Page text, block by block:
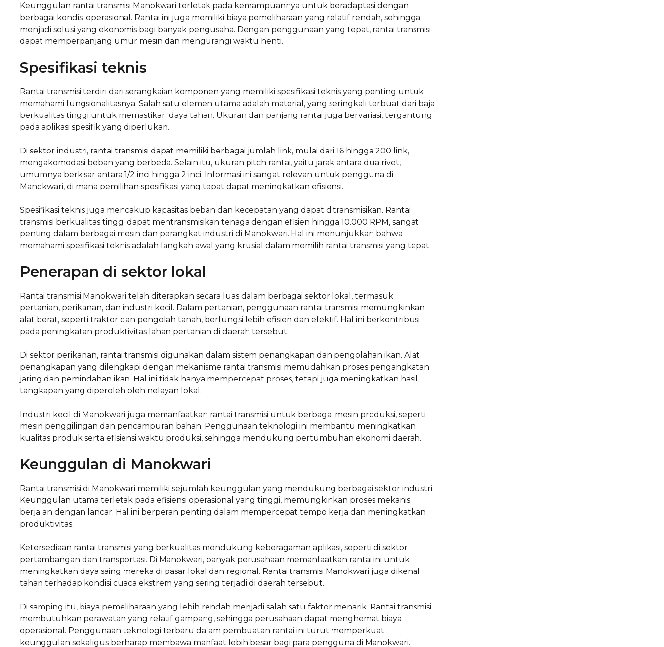
Keunggulan rantai transmisi Manokwari terletak pada kemampuannya untuk beradaptasi dengan
berbagai kondisi operasional. Rantai ini juga memiliki biaya pemeliharaan yang relatif rendah, sehingga
menjadi solusi yang ekonomis bagi banyak pengusaha. Dengan penggunaan yang tepat, rantai transmisi
dapat memperpanjang umur mesin dan mengurangi waktu henti.
Spesifikasi teknis
Rantai transmisi terdiri dari serangkaian komponen yang memiliki spesifikasi teknis yang penting untuk
memahami fungsionalitasnya. Salah satu elemen utama adalah material, yang seringkali terbuat dari baja
berkualitas tinggi untuk memastikan daya tahan. Ukuran dan panjang rantai juga bervariasi, tergantung
pada aplikasi spesifik yang diperlukan.
Di sektor industri, rantai transmisi dapat memiliki berbagai jumlah link, mulai dari 16 hingga 200 link,
mengakomodasi beban yang berbeda. Selain itu, ukuran pitch rantai, yaitu jarak antara dua rivet,
umumnya berkisar antara 1/2 inci hingga 2 inci. Informasi ini sangat relevan untuk pengguna di
Manokwari, di mana pemilihan spesifikasi yang tepat dapat meningkatkan efisiensi.
Spesifikasi teknis juga mencakup kapasitas beban dan kecepatan yang dapat ditransmisikan. Rantai
transmisi berkualitas tinggi dapat mentransmisikan tenaga dengan efisien hingga 10.000 RPM, sangat
penting dalam berbagai mesin dan perangkat industri di Manokwari. Hal ini menunjukkan bahwa
memahami spesifikasi teknis adalah langkah awal yang krusial dalam memilih rantai transmisi yang tepat.
Penerapan di sektor lokal
Rantai transmisi Manokwari telah diterapkan secara luas dalam berbagai sektor lokal, termasuk
pertanian, perikanan, dan industri kecil. Dalam pertanian, penggunaan rantai transmisi memungkinkan
alat berat, seperti traktor dan pengolah tanah, berfungsi lebih efisien dan efektif. Hal ini berkontribusi
pada peningkatan produktivitas lahan pertanian di daerah tersebut.
Di sektor perikanan, rantai transmisi digunakan dalam sistem penangkapan dan pengolahan ikan. Alat
penangkapan yang dilengkapi dengan mekanisme rantai transmisi memudahkan proses pengangkatan
jaring dan pemindahan ikan. Hal ini tidak hanya mempercepat proses, tetapi juga meningkatkan hasil
tangkapan yang diperoleh oleh nelayan lokal.
Industri kecil di Manokwari juga memanfaatkan rantai transmisi untuk berbagai mesin produksi, seperti
mesin penggilingan dan pencampuran bahan. Penggunaan teknologi ini membantu meningkatkan
kualitas produk serta efisiensi waktu produksi, sehingga mendukung pertumbuhan ekonomi daerah.
Keunggulan di Manokwari
Rantai transmisi di Manokwari memiliki sejumlah keunggulan yang mendukung berbagai sektor industri.
Keunggulan utama terletak pada efisiensi operasional yang tinggi, memungkinkan proses mekanis
berjalan dengan lancar. Hal ini berperan penting dalam mempercepat tempo kerja dan meningkatkan
produktivitas.
Ketersediaan rantai transmisi yang berkualitas mendukung keberagaman aplikasi, seperti di sektor
pertambangan dan transportasi. Di Manokwari, banyak perusahaan memanfaatkan rantai ini untuk
meningkatkan daya saing mereka di pasar lokal dan regional. Rantai transmisi Manokwari juga dikenal
tahan terhadap kondisi cuaca ekstrem yang sering terjadi di daerah tersebut.
Di samping itu, biaya pemeliharaan yang lebih rendah menjadi salah satu faktor menarik. Rantai transmisi
membutuhkan perawatan yang relatif gampang, sehingga perusahaan dapat menghemat biaya
operasional. Penggunaan teknologi terbaru dalam pembuatan rantai ini turut memperkuat
keunggulan sekaligus berharap membawa manfaat lebih besar bagi para pengguna di Manokwari.